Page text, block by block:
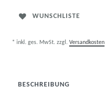
WUNSCHLISTE
* inkl. ges. MwSt. zzgl. Versandkosten
BESCHREIBUNG